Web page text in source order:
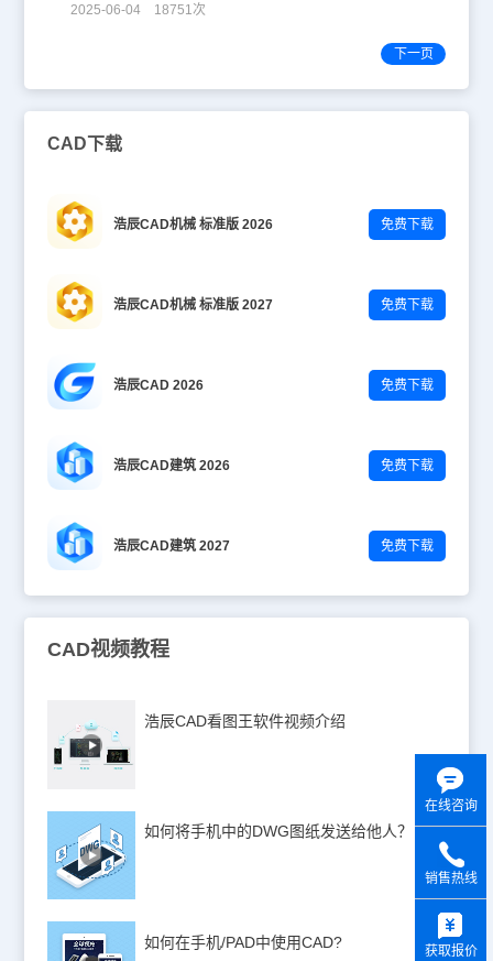
2025-06-04 18751次
下一页
CAD下载
浩辰CAD机械 标准版 2026 免费下载
浩辰CAD机械 标准版 2027 免费下载
浩辰CAD 2026 免费下载
浩辰CAD建筑 2026 免费下载
浩辰CAD建筑 2027 免费下载
CAD视频教程
浩辰CAD看图王软件视频介绍
如何将手机中的DWG图纸发送给他人？
如何在手机/PAD中使用CAD?
在线咨询
销售热线
获取报价